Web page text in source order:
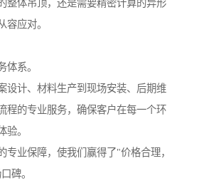
整体吊顶，还是需要精密计算的异形
容应对。
体系。
设计、材料生产到现场安装、后期维
程的专业服务，确保客户在每一个环
验。
专业保障，使我们赢得了"价格合理，
碑。